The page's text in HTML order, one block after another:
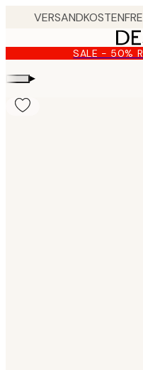
content.
SALE - 50%
▸